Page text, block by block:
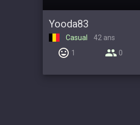
Yooda83
Casual
42 ans
1
0